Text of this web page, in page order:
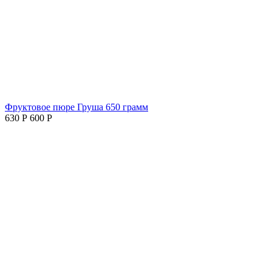
Фруктовое пюре Груша 650 грамм
630 Р 600 Р